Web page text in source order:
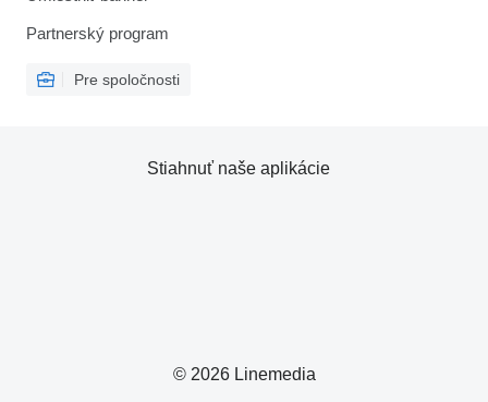
Partnerský program
Pre spoločnosti
© 2026 Linemedia
Stiahnuť naše aplikácie